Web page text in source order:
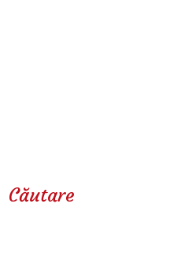
Căutare